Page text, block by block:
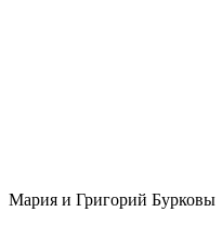
Мария и Григорий Бурковы